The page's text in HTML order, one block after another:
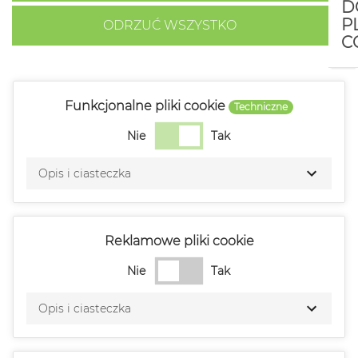
ODRZUĆ WSZYSTKO
Funkcjonalne pliki cookie Techniczne
Nie Tak
Opis i ciasteczka
Reklamowe pliki cookie
Nie Tak
Opis i ciasteczka